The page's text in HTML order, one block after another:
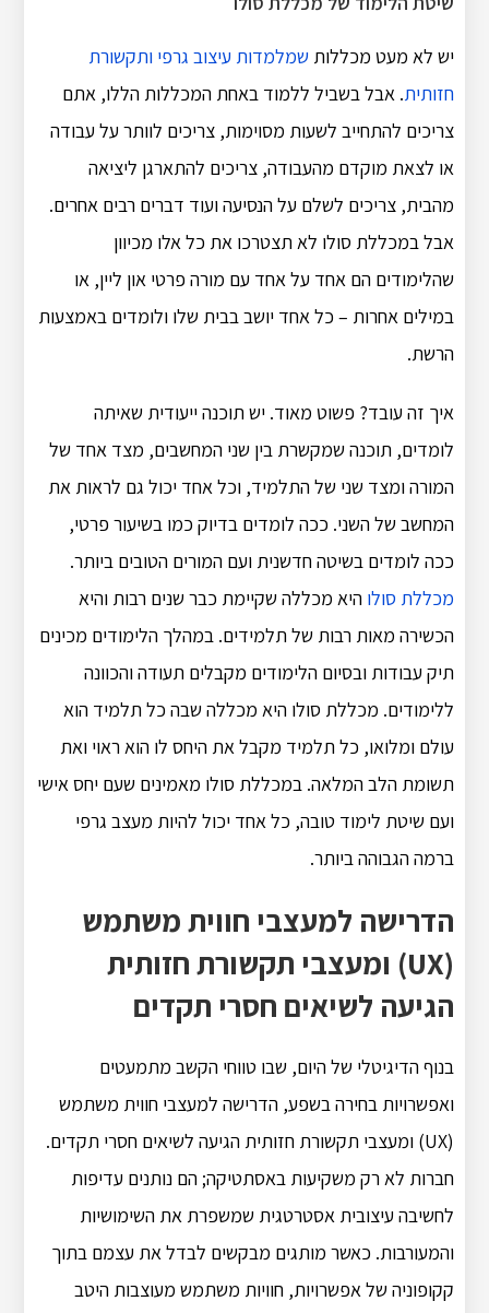
יש לא מעט מכללותשמלמדות עיצוב גרפי ותקשורת
חזותית. אבל בשביל ללמוד באחת המכללות הללו, אתם
צריכים להתחייב לשעות מסוימות, צריכים לוותר על עבודה
או לצאת מוקדם מהעבודה, צריכים להתארגן ליציאה
מהבית, צריכים לשלם על הנסיעה ועוד דברים רבים אחרים.
אבל במכללת סולו לא תצטרכו את כל אלו מכיוון
שהלימודים הם אחד על אחד עם מורה פרטי און ליין, או
במילים אחרות – כל אחד יושב בבית שלו ולומדים באמצעות
הרשת.
איך זה עובד? פשוט מאוד. יש תוכנה ייעודית שאיתה
לומדים, תוכנה שמקשרת בין שני המחשבים, מצד אחד של
המורה ומצד שני של התלמיד, וכל אחד יכול גם לראות את
המחשב של השני. ככה לומדים בדיוק כמו בשיעור פרטי,
ככה לומדים בשיטה חדשנית ועם המורים הטובים ביותר.
מכללת סולו היא מכללה שקיימת כבר שנים רבות והיא
הכשירה מאות רבות של תלמידים. במהלך הלימודים מכינים
תיק עבודות ובסיום הלימודים מקבלים תעודה והכוונה
ללימודים. מכללת סולו היא מכללה שבה כל תלמיד הוא
עולם ומלואו, כל תלמיד מקבל את היחס לו הוא ראוי ואת
תשומת הלב המלאה. במכללת סולו מאמינים שעם יחס אישי
ועם שיטת לימוד טובה, כל אחד יכול להיות מעצב גרפי
ברמה הגבוהה ביותר.
הדרישה למעצבי חווית משתמש
(UX) ומעצבי תקשורת חזותית
הגיעה לשיאים חסרי תקדים
בנוף הדיגיטלי של היום, שבו טווחי הקשב מתמעטים
ואפשרויות בחירה בשפע, הדרישה למעצבי חווית משתמש
(UX) ומעצבי תקשורת חזותית הגיעה לשיאים חסרי תקדים.
חברות לא רק משקיעות באסתטיקה; הם נותנים עדיפות
לחשיבה עיצובית אסטרטגית שמשפרת את השימושיות
והמעורבות. כאשר מותגים מבקשים לבדל את עצמם בתוך
קקופוניה של אפשרויות, חוויות משתמש מעוצבות היטב